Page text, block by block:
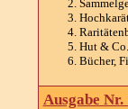
Hut & Co.
Bücher,
Ausgabe Nr.